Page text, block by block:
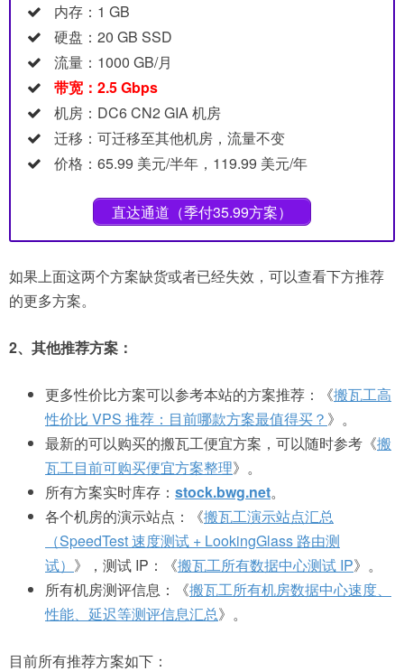
内存：1 GB
硬盘：20 GB SSD
流量：1000 GB/月
带宽：2.5 Gbps
机房：DC6 CN2 GIA 机房
迁移：可迁移至其他机房，流量不变
价格：65.99 美元/半年，119.99 美元/年
直达通道（季付35.99方案）
如果上面这两个方案缺货或者已经失效，可以查看下方推荐
的更多方案。
2、其他推荐方案：
更多性价比方案可以参考本站的方案推荐：《搬瓦工高
性价比 VPS 推荐：目前哪款方案最值得买？ 》。
最新的可以购买的搬瓦工便宜方案，可以随时参考《搬
瓦工目前可购买便宜方案整理》。
所有方案实时库存： stock.bwg.net。
各个机房的演示站点：《搬瓦工演示站点汇总
（SpeedTest 速度测试 + LookingGlass 路由测
试） 》，测试 IP：《搬瓦工所有数据中心测试 IP》。
所有机房测评信息：《搬瓦工所有机房数据中心速度、
性能、延迟等测评信息汇总》。
目前所有推荐方案如下：